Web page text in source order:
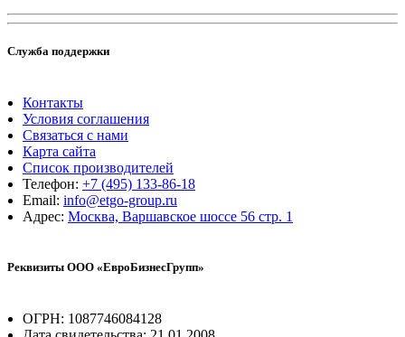
Служба поддержки
Контакты
Условия соглашения
Связаться с нами
Карта сайта
Список производителей
Телефон: +7 (495) 133-86-18
Email: info@etgo-group.ru
Адрес: Москва, Варшавское шоссе 56 стр. 1
Реквизиты ООО «ЕвроБизнесГрупп»
ОГРН: 1087746084128